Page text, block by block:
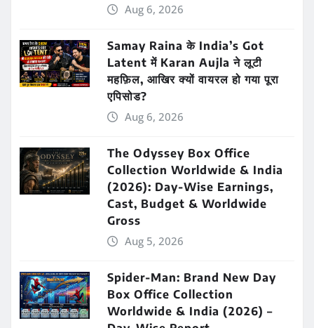
Aug 6, 2026
Samay Raina के India’s Got
Latent में Karan Aujla ने लूटी
महफ़िल, आखिर क्यों वायरल हो गया पूरा
एपिसोड?
Aug 6, 2026
The Odyssey Box Office
Collection Worldwide & India
(2026): Day-Wise Earnings,
Cast, Budget & Worldwide
Gross
Aug 5, 2026
Spider-Man: Brand New Day
Box Office Collection
Worldwide & India (2026) –